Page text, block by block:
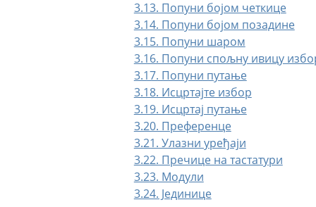
3.13. Попуни бојом четкице
3.14. Попуни бојом позадине
3.15. Попуни шаром
3.16. Попуни спољну ивицу
3.17. Попуни путање
3.18. Исцртајте избор
3.19. Исцртај путање
3.20. Преференце
3.21. Улазни уређаји
3.22. Пречице на тастатури
3.23. Модули
3.24. Јединице